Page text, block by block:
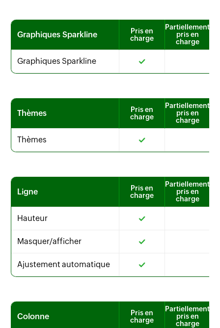
Graphiques Sparkline
Pris en
charge
Partiellement
pris en
charge
Graphiques Sparkline
Thèmes
Pris en
charge
Partiellement
pris en
charge
Thèmes
Ligne
Pris en
charge
Partiellement
pris en
charge
Hauteur
Masquer/afficher
Ajustement automatique
Colonne
Pris en
charge
Partiellement
pris en
charge